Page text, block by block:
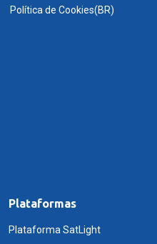
Política de Cookies(BR)
Plataformas
Plataforma SatLight